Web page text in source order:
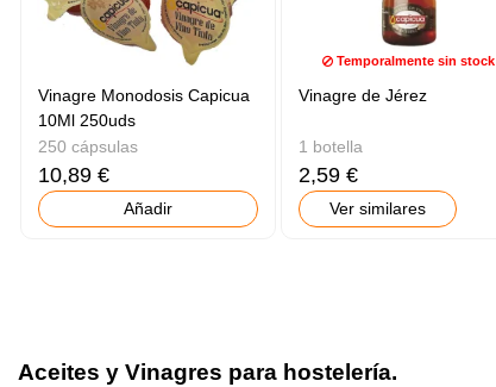
Vinagre Monodosis Capicua
10Ml 250uds
250 cápsulas
10,89 €
Añadir
Temporalmente sin stock
Vinagre de Jérez
1 botella
2,59 €
Ver similares
Aceites y Vinagres para hostelería.